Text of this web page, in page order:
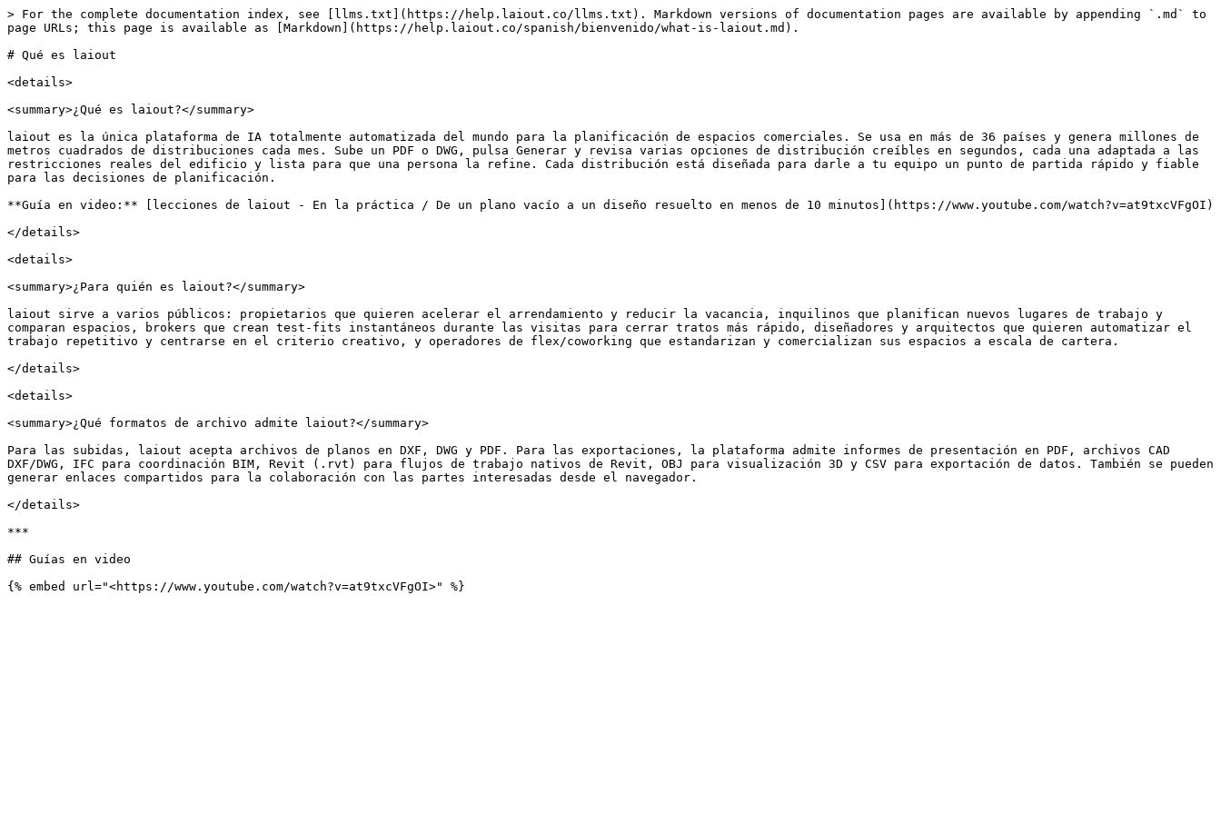
> For the complete documentation index, see [llms.txt](https://help.laiout.co/llms.txt). Markdown versions of documentation pages are available by appending `.md` to
page URLs; this page is available as [Markdown](https://help.laiout.co/spanish/bienvenido/what-is-laiout.md).
# Qué es laiout
<details>
<summary>¿Qué es laiout?</summary>
laiout es la única plataforma de IA totalmente automatizada del mundo para la planificación de espacios comerciales. Se usa en más de 36 países y genera millones de
metros cuadrados de distribuciones cada mes. Sube un PDF o DWG, pulsa Generar y revisa varias opciones de distribución creíbles en segundos, cada una adaptada a las
restricciones reales del edificio y lista para que una persona la refine. Cada distribución está diseñada para darle a tu equipo un punto de partida rápido y fiable
para las decisiones de planificación.
**Guía en video:** [lecciones de laiout - En la práctica / De un plano vacío a un diseño resuelto en menos de 10 minutos](https://www.youtube.com/watch?v=at9txcVFgOI)
</details>
<details>
<summary>¿Para quién es laiout?</summary>
laiout sirve a varios públicos: propietarios que quieren acelerar el arrendamiento y reducir la vacancia, inquilinos que planifican nuevos lugares de trabajo y
comparan espacios, brokers que crean test-fits instantáneos durante las visitas para cerrar tratos más rápido, diseñadores y arquitectos que quieren automatizar el
trabajo repetitivo y centrarse en el criterio creativo, y operadores de flex/coworking que estandarizan y comercializan sus espacios a escala de cartera.
</details>
<details>
<summary>¿Qué formatos de archivo admite laiout?</summary>
Para las subidas, laiout acepta archivos de planos en DXF, DWG y PDF. Para las exportaciones, la plataforma admite informes de presentación en PDF, archivos CAD
DXF/DWG, IFC para coordinación BIM, Revit (.rvt) para flujos de trabajo nativos de Revit, OBJ para visualización 3D y CSV para exportación de datos. También se pueden
generar enlaces compartidos para la colaboración con las partes interesadas desde el navegador.
</details>
***
## Guías en video